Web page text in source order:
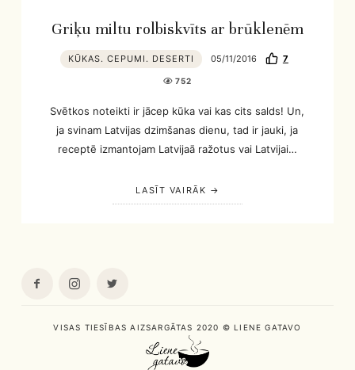
Griķu miltu rolbiskvīts ar brūklenēm
KŪKAS. CEPUMI. DESERTI 05/11/2016 7
752
Svētkos noteikti ir jācep kūka vai kas cits salds! Un,
ja svinam Latvijas dzimšanas dienu, tad ir jauki, ja
receptē izmantojam Latvijaā ražotus vai Latvijai…
LASĪT VAIRĀK
VISAS TIESĪBAS AIZSARGĀTAS 2020 © LIENE GATAVO